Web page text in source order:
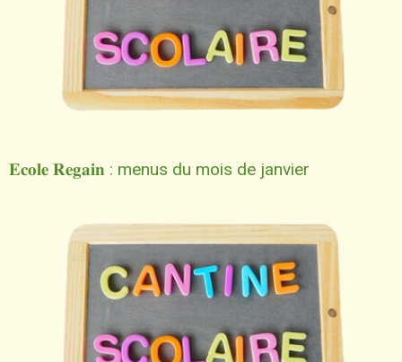
𝐄𝐜𝐨𝐥𝐞 𝐑𝐞𝐠𝐚𝐢𝐧 : menus du mois de janvier